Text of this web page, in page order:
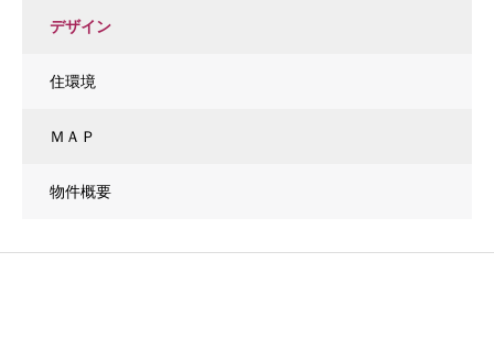
デザイン
住環境
ＭＡＰ
物件概要